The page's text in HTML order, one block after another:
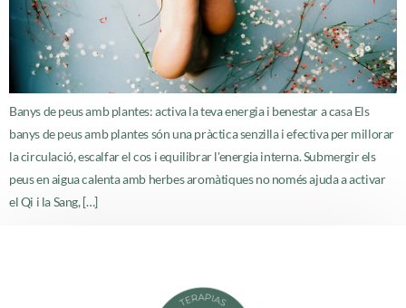
Banys de peus amb plantes: activa la teva energia i benestar a casa Els
banys de peus amb plantes són una pràctica senzilla i efectiva per millorar
la circulació, escalfar el cos i equilibrar l'energia interna. Submergir els
peus en aigua calenta amb herbes aromàtiques no només ajuda a activar
el Qi i la Sang, […]